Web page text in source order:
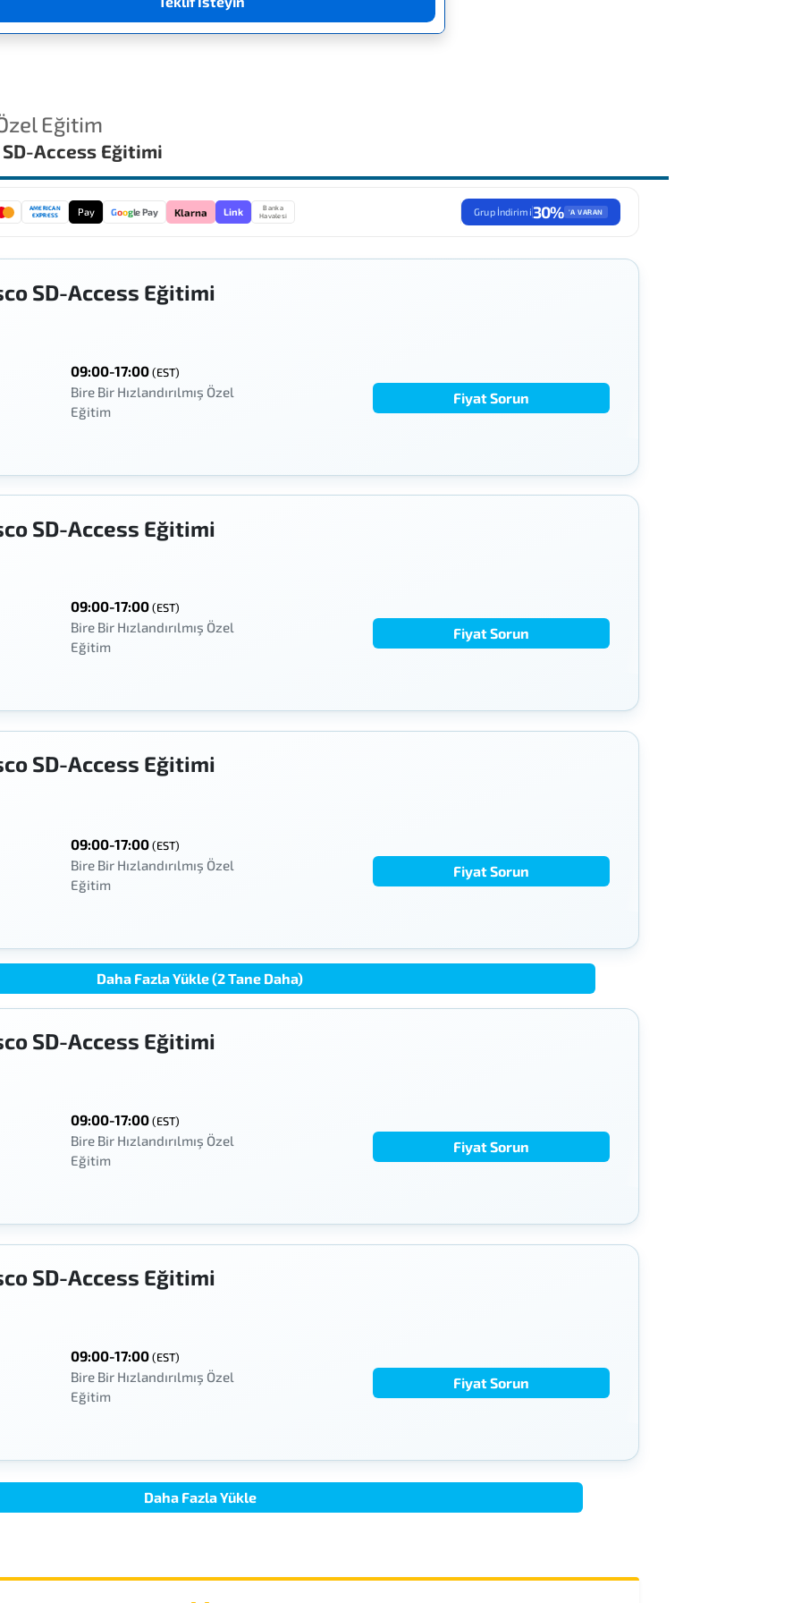
Eğitim
Access Eğitimi
AMERICAN
EXPRESS
Pay Google Pay Klarna Link
Banka
Havalesi
Grup İndirimi30% 'A VARAN
SD-Access Eğitimi
09:00-17:00(EST)
Bire Bir Hızlandırılmış Özel
Eğitim
Fiyat Sorun
SD-Access Eğitimi
09:00-17:00(EST)
Bire Bir Hızlandırılmış Özel
Eğitim
Fiyat Sorun
SD-Access Eğitimi
09:00-17:00(EST)
Bire Bir Hızlandırılmış Özel
Eğitim
Fiyat Sorun
Daha Fazla Yükle (2 Tane Daha)
SD-Access Eğitimi
09:00-17:00(EST)
Bire Bir Hızlandırılmış Özel
Eğitim
Fiyat Sorun
SD-Access Eğitimi
09:00-17:00(EST)
Bire Bir Hızlandırılmış Özel
Eğitim
Fiyat Sorun
Daha Fazla Yükle